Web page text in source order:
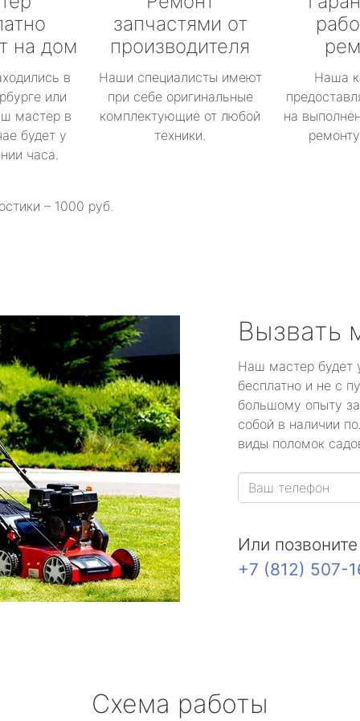
на дом
в
или
мастер в
будет у
часа.
запчастями от
производителя
Наши специалисты имеют
при себе оригинальные
комплектующие от любой
техники.
Наша
на
– 1000 руб.
Вызвать
Наш мастер будет
бесплатно и не с
большому опыту
собой в наличии
виды поломок
Или
+7 (812) 507-
Схема работы